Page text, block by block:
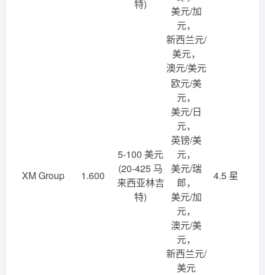
特)
美元/加
元，
新西兰元/
美元，
澳元/美元
XM Group 1.600
5-100 美元
(20-425 马
来西亚林吉
特)
欧元/美
元，
美元/日
元，
英镑/美
元，
美元/瑞
郎，
美元/加
元，
澳元/美
元，
新西兰元/
美元
4.5 星